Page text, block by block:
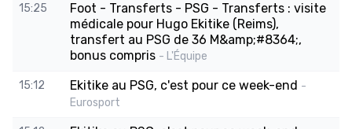
15:25
Foot - Transferts - PSG - Transferts : visite
médicale pour Hugo Ekitike (Reims),
transfert au PSG de 36 M&amp;#8364;,
bonus compris - L'Équipe
15:12 Ekitike au PSG, c'est pour ce week-end -
Eurosport